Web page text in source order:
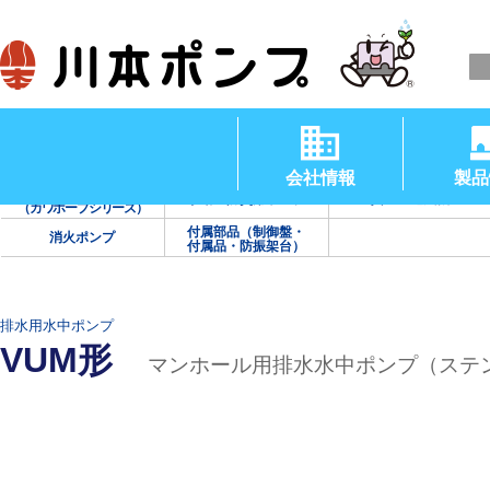
会社情報 製
（温水用水中ポンプ）
（カワホープシリーズ）
消火ポンプ
付属部品（制御盤・
付属品・防振架台）
排水用水中ポンプ
VUM形 マンホール用排水水中ポンプ（ステ